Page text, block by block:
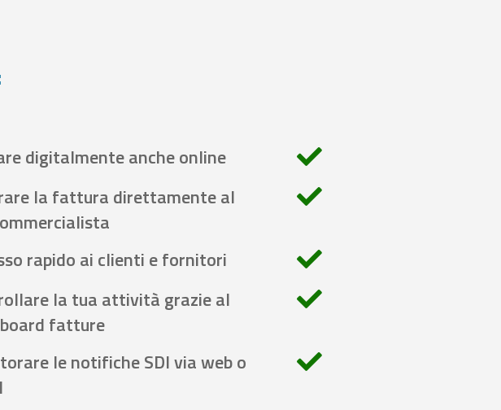
digitalmente anche online
la fattura direttamente al
rapido ai clienti e fornitori
la tua attività grazie al
fatture
le notifiche SDI via web o